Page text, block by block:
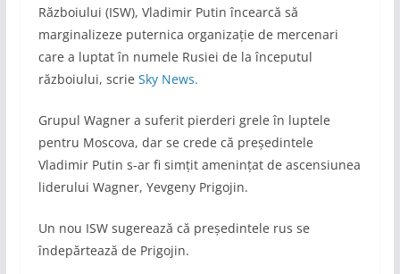
Războiului (ISW), Vladimir Putin încearcă să
marginalizeze puternica organizație de mercenari
care a luptat în numele Rusiei de la începutul
războiului, scrie Sky News.
Grupul Wagner a suferit pierderi grele în luptele
pentru Moscova, dar se crede că președintele
Vladimir Putin s-ar fi simțit amenințat de ascensiunea
liderului Wagner, Yevgeny Prigojin.
Un nou ISW sugerează că președintele rus se
îndepărtează de Prigojin.